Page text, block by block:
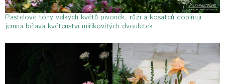
Pastelové tóny velkých květů pivoněk, růží a kosatců doplňují
jemná bělavá květenství miříkovitých dvouletek.